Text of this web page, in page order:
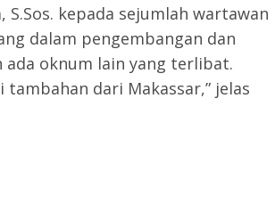
kepada sejumlah wartawan
dalam pengembangan dan
oknum lain yang terlibat.
tambahan dari Makassar,” jelas